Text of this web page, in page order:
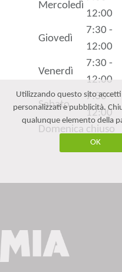
Mercoledì
12:00
Giovedì
7:30 -
12:00
Venerdì
7:30 -
12:00
Sabato
7:30 -
12:00
Domenica chiuso
Utilizzando questo sito
personalizzati e pubblicità.
qualunque elemento della
OK